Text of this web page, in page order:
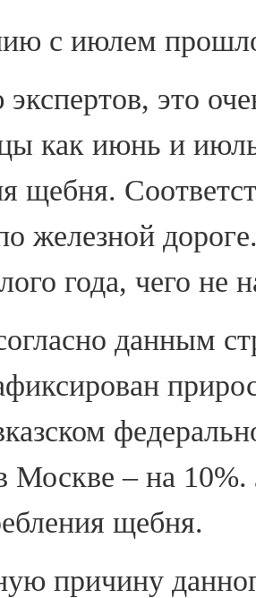
с июлем
это
как июнь и
щебня.
железной
года, чего не
данным
Москве – на
щебня.
причину